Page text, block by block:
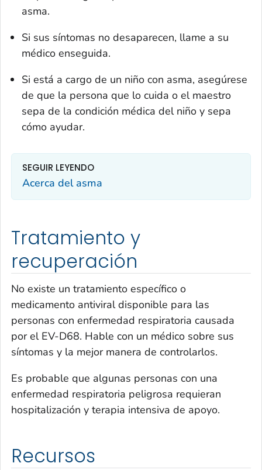
asma.
Si sus síntomas no desaparecen, llame a su
médico enseguida.
Si está a cargo de un niño con asma, asegúrese
de que la persona que lo cuida o el maestro
sepa de la condición médica del niño y sepa
cómo ayudar.
SEGUIR LEYENDO
Acerca del asma
Tratamiento y
recuperación
No existe un tratamiento específico o
medicamento antiviral disponible para las
personas con enfermedad respiratoria causada
por el EV-D68. Hable con un médico sobre sus
síntomas y la mejor manera de controlarlos.
Es probable que algunas personas con una
enfermedad respiratoria peligrosa requieran
hospitalización y terapia intensiva de apoyo.
Recursos